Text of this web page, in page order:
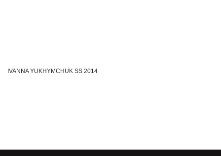
IVANNA YUKHYMCHUK SS 2014